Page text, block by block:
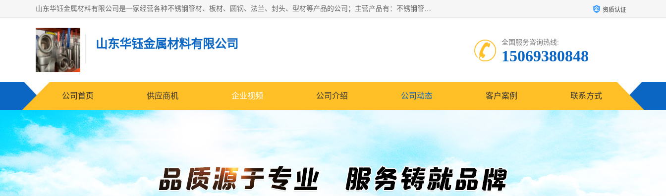
山东华钰金属材料有限公司是一家经营各种不锈钢管材、板材、圆钢、法兰、封头、型材等产品的公司；主营产品有：不锈钢管，激光切割，管件标准件，不锈钢圆钢，不锈钢人孔，不锈钢亮管，不锈钢角钢，不锈钢加工，不锈钢管子，不锈钢工业方管，不锈钢封头，不锈钢法兰，不锈钢阀门，不锈钢槽钢，不锈钢扁钢，不锈钢板等；可为客户制作各种规格的型材及不锈钢配件、非标准件及各种容器具等，能满足客户的不同采购要求。 资质认证
山东华钰金属材料有限公司 全国服务咨询热线:
15069380848
公司首页 供应商机 企业视频 公司介绍 公司动态 客户案例 联系方式